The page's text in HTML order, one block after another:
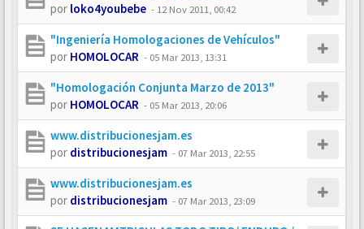
por loko4youbebe - 12 Nov 2011, 00:42
"Ingeniería Homologaciones de Vehículos"
por HOMOLOCAR - 05 Mar 2013, 13:31
"Homologación Conjunta Marzo de 2013"
por HOMOLOCAR - 05 Mar 2013, 20:06
www.distribucionesjam.es
por distribucionesjam - 07 Mar 2013, 22:55
www.distribucionesjam.es
por distribucionesjam - 07 Mar 2013, 23:09